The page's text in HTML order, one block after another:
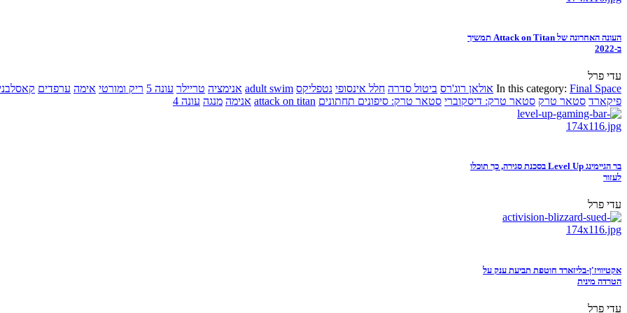
העונה האחרונה של Attack on Titan תמשיך
ב-2022
עדי פרל
In this category: Final Space אולאן רוג'רס ביטול סדרה חלל אינסופי נטפליקס adult swim אנימציה טריילר עונה 5 ריק ומורטי אימה ערפדים
פיקארד סטאר טרק סטאר טרק: דיסקוברי סטאר טרק: סיפונים תחתונים attack on titan אנימה מנגה עונה 4
בר הגיימינג Level Up בסכנת סגירה, כך תוכלו
לעזור
עדי פרל
אקטיוויז'ן-בליזארד חוטפת תביעת ענק על
הטרדה מינית
עדי פרל